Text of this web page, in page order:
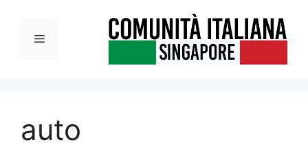
contenutoMenu
auto